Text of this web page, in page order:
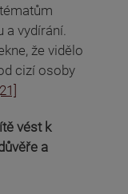
a vydírání.
že vidělo
cizí osoby
[21]
vést k
a